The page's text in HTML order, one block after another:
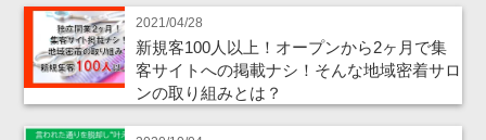
2021/04/28
新規客100人以上！オープンから2ヶ月で集
客サイトへの掲載ナシ！そんな地域密着サロ
ンの取り組みとは？